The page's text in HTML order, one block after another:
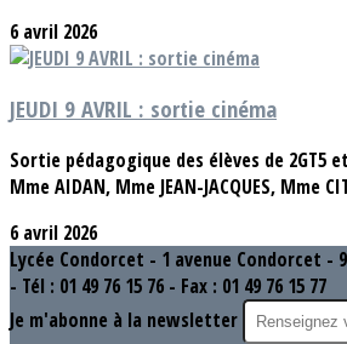
6 avril 2026
JEUDI 9 AVRIL : sortie cinéma
Sortie pédagogique des élèves de 2GT5
Mme AIDAN, Mme JEAN-JACQUES, Mme
6 avril 2026
Lycée Condorcet - 1 avenue Condorcet -
- Tél : 01 49 76 15 76 - Fax : 01 49 76 15 77
Je m'abonne à la newsletter